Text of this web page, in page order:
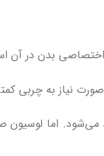
بدن در آن
نیاز به چربی
اما لوسیون